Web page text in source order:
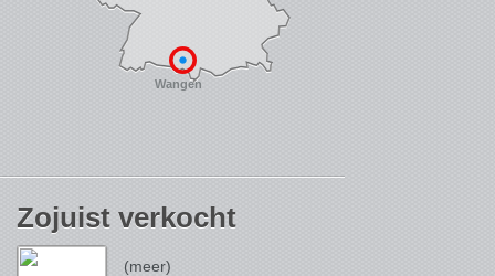
Wangen
Zojuist verkocht
(meer)